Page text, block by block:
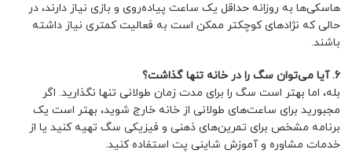
هاسکی‌ها به روزانه حداقل یک ساعت پیاده‌روی و بازی نیاز دارند، در
حالی که نژادهای کوچکتر ممکن است به فعالیت کمتری نیاز داشته
باشند.
6. آیا می‌توان سگ را در خانه تنها گذاشت؟
بله، اما بهتر است سگ را برای مدت زمان طولانی تنها نگذارید. اگر
مجبورید برای ساعت‌های طولانی از خانه خارج شوید، بهتر است یک
برنامه مشخص برای تمرین‌های ذهنی و فیزیکی سگ تهیه کنید یا از
خدمات مشاوره و آموزش شاینی پت استفاده کنید.